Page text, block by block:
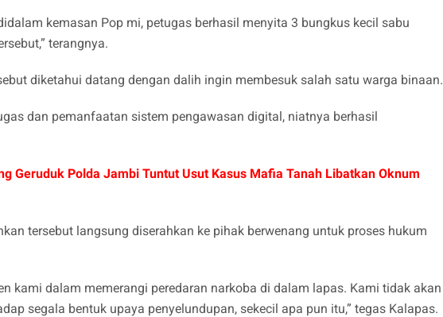
kemasan Pop mi, petugas berhasil menyita 3 bungkus kecil sabu
terangnya.
diketahui datang dengan dalih ingin membesuk salah satu warga binaan.
dan pemanfaatan sistem pengawasan digital, niatnya berhasil
Geruduk Polda Jambi Tuntut Usut Kasus Mafia Tanah Libatkan Oknum
tersebut langsung diserahkan ke pihak berwenang untuk proses hukum
kami dalam memerangi peredaran narkoba di dalam lapas. Kami tidak akan
segala bentuk upaya penyelundupan, sekecil apa pun itu,” tegas Kalapas.